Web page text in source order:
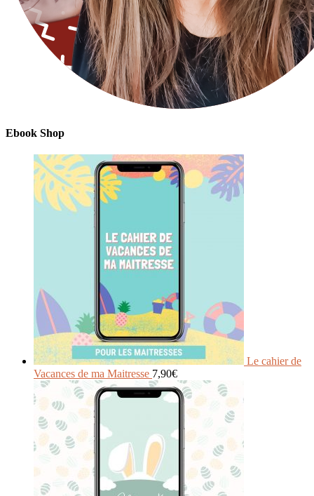
Ebook Shop
Le cahier de
Vacances de ma Maitresse 7,90€